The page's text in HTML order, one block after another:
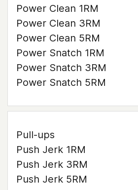
Power Clean 1RM
Power Clean 3RM
Power Clean 5RM
Power Snatch 1RM
Power Snatch 3RM
Power Snatch 5RM
Pull-ups
Push Jerk 1RM
Push Jerk 3RM
Push Jerk 5RM